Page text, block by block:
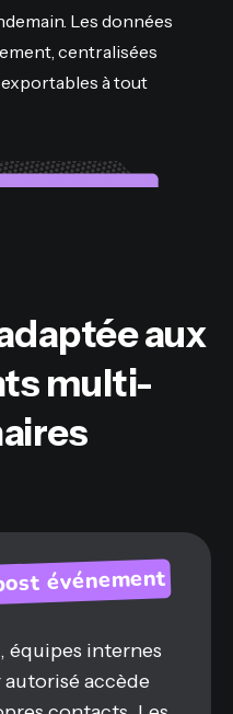
Les données
centralisées
à tout
aux
multi-
événement
équipes internes
accède